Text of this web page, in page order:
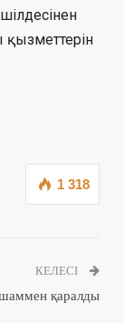
1 318
КЕЛЕСІ
қаралды